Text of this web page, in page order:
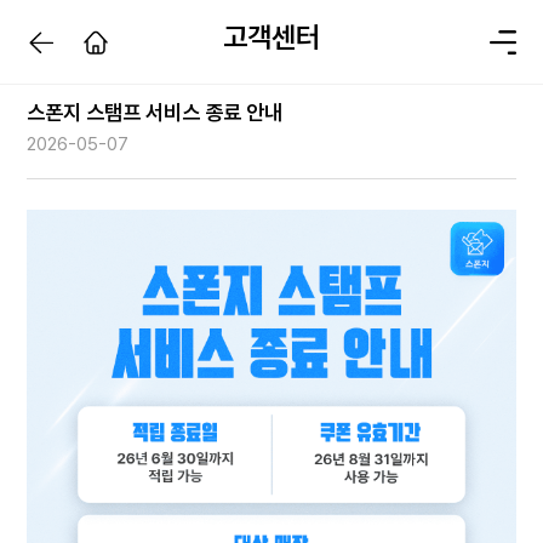
고객센터
스폰지 스탬프 서비스 종료 안내
2026-05-07